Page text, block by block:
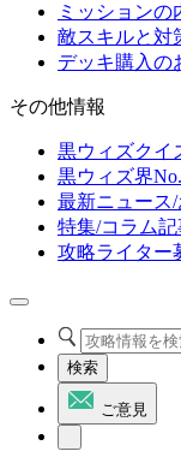
ミッションの
敵スキルと対
デッキ購入の
その他情報
黒ウィズクイ
黒ウィズ界
最新ニュース
特集/コラム記
攻略ライター
検索
ご意見